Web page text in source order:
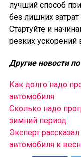
лучший способ
без лишних
Стартуйте и
резких
Другие новости
Как долго надо
автомобиля
Сколько надо
зимний период
Эксперт
автомобиля к